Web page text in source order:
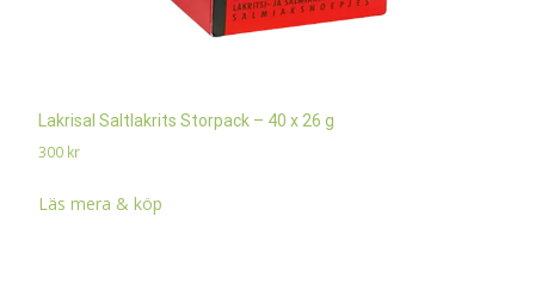
Lakrisal Saltlakrits Storpack – 40 x 26 g
300 kr
Läs mera & köp